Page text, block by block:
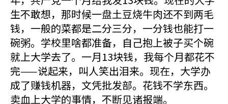
生不敢想，那时候一盘土豆烧牛肉还不到两毛
钱，一般的菜都是二分三分，一分钱也能打一
碗粥。学校里啥都准备，自己抱上被子买个碗
就上大学去了。一月13块钱，我每个月都花不
完——说起来，叫人笑出泪来。现在，大学办
成了赚钱机器，文凭批发部。花钱不学东西。
卖血上大学的事情，不断见诸报端。